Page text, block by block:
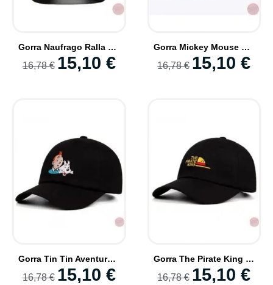
Gorra Naufrago Ralla y 4 palitos Trap Style
16,78 € 15,10 €
Gorra Mickey Mouse Hip Hop Trap Style Bordado
16,78 € 15,10 €
Gorra Tin Tin Aventuras Personaje Comics y su Perro Milu Bordado
16,78 € 15,10 €
Gorra The Pirate King El Rey de Los Piratas Bordada Trap
16,78 € 15,10 €